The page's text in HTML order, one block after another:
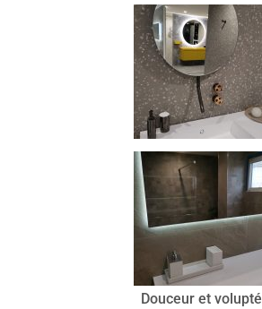
Douceur et volupté